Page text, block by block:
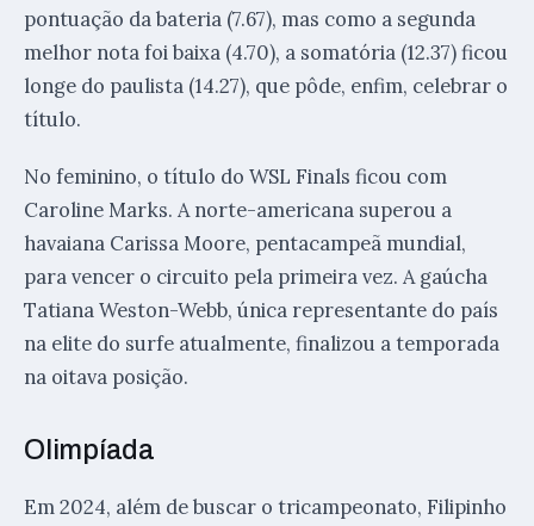
pontuação da bateria (7.67), mas como a segunda
melhor nota foi baixa (4.70), a somatória (12.37) ficou
longe do paulista (14.27), que pôde, enfim, celebrar o
título.
No feminino, o título do WSL Finals ficou com
Caroline Marks. A norte-americana superou a
havaiana Carissa Moore, pentacampeã mundial,
para vencer o circuito pela primeira vez. A gaúcha
Tatiana Weston-Webb, única representante do país
na elite do surfe atualmente, finalizou a temporada
na oitava posição.
Olimpíada
Em 2024, além de buscar o tricampeonato, Filipinho